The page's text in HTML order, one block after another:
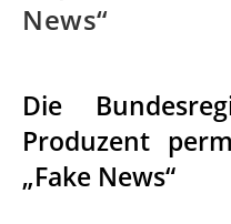
News“
Die
Produzent
„Fake News“